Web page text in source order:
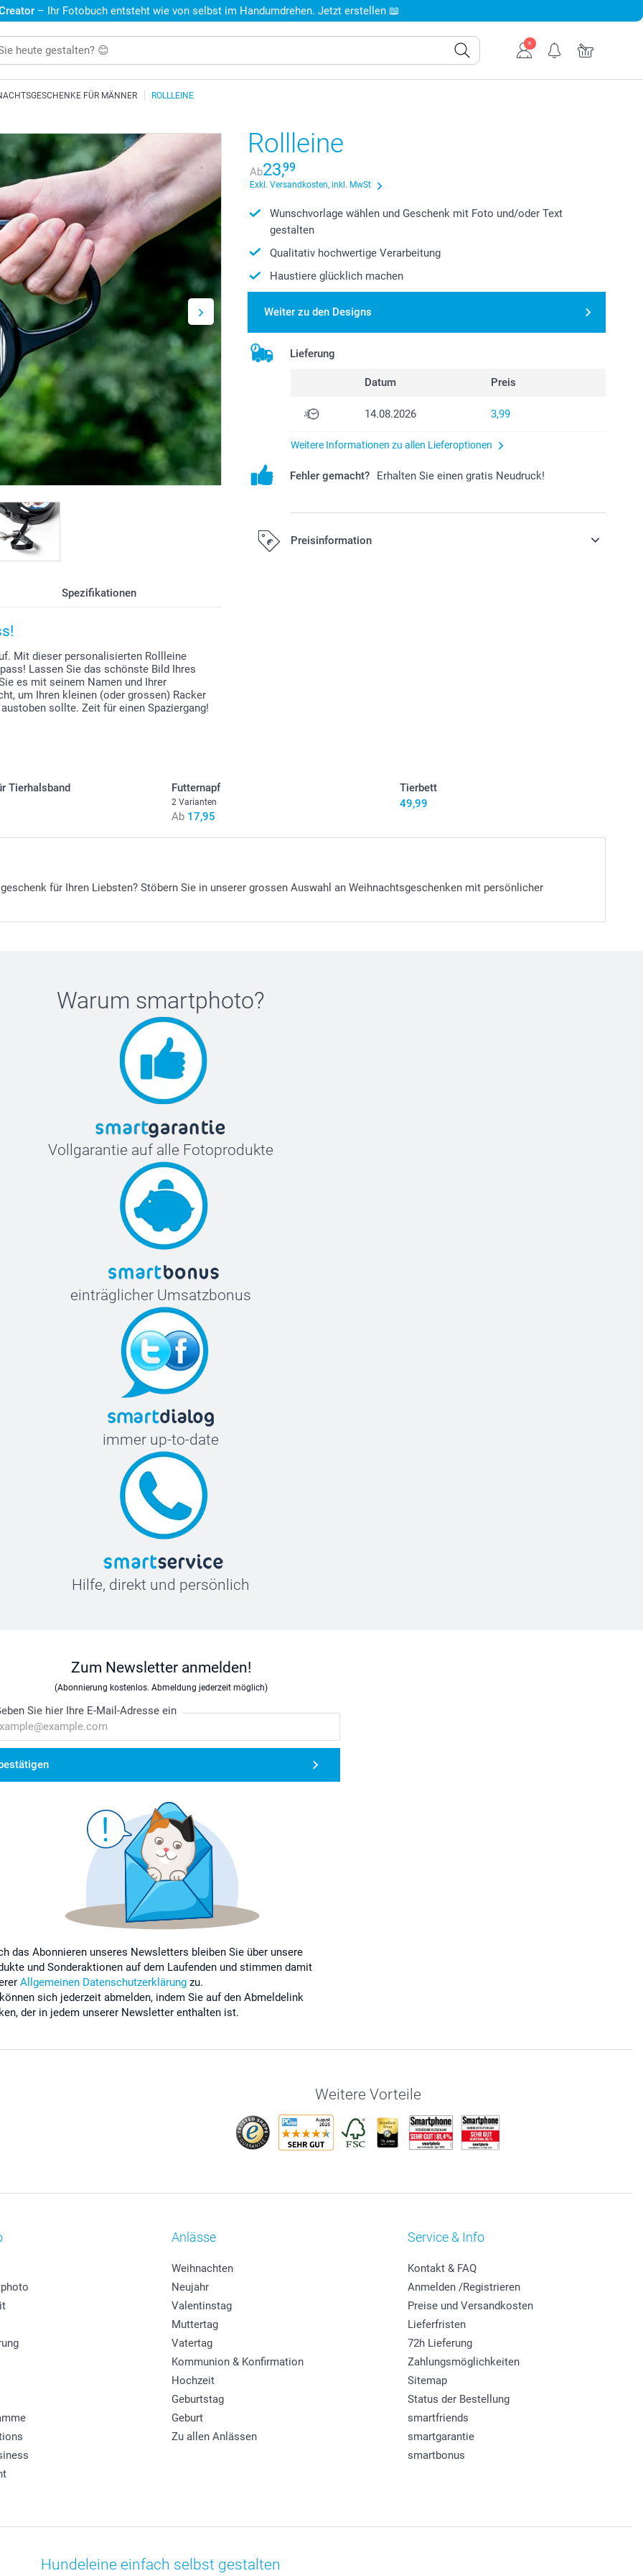
– Ihr Fotobuch entsteht wie von selbst im Handumdrehen. Jetzt erstellen 📖
FÜR MÄNNER ROLLLEINE
Spezifikationen
Mit dieser personalisierten Rollleine
Lassen Sie das schönste Bild Ihres
es mit seinem Namen und Ihrer
um Ihren kleinen (oder grossen) Racker
sollte. Zeit für einen Spaziergang!
Rollleine
Ab23,99
Exkl. Versandkosten, inkl. MwSt
Wunschvorlage wählen und Geschenk mit Foto und/oder Text
gestalten
Qualitativ hochwertige Verarbeitung
Haustiere glücklich machen
Weiter zu den Designs
Lieferung
Datum Preis
14.08.2026 3,99
Weitere Informationen zu allen Lieferoptionen
Fehler gemacht? Erhalten Sie einen gratis Neudruck!
Preisinformation
Tierhalsband Futternapf
2 Varianten
Ab 17,95
Tierbett
49,99
für Ihren Liebsten? Stöbern Sie in unserer grossen Auswahl an Weihnachtsgeschenken mit persönlicher
Warum smartphoto?
Vollgarantie auf alle Fotoprodukte
einträglicher Umsatzbonus
immer up-to-date
Hilfe, direkt und persönlich
Zum Newsletter anmelden!
(Abonnierung kostenlos. Abmeldung jederzeit möglich)
Sie hier Ihre E-Mail-Adresse ein
das Abonnieren unseres Newsletters bleiben Sie über unsere
und Sonderaktionen auf dem Laufenden und stimmen damit
Allgemeinen Datenschutzerklärung zu.
sich jederzeit abmelden, indem Sie auf den Abmeldelink
der in jedem unserer Newsletter enthalten ist.
Weitere Vorteile
Anlässe
Weihnachten
Neujahr
Valentinstag
Muttertag
Vatertag
Kommunion & Konfirmation
Hochzeit
Geburtstag
Geburt
Zu allen Anlässen
Service & Info
Kontakt & FAQ
Anmelden /Registrieren
Preise und Versandkosten
Lieferfristen
72h Lieferung
Zahlungsmöglichkeiten
Sitemap
Status der Bestellung
smartfriends
smartgarantie
smartbonus
Hundeleine einfach selbst gestalten